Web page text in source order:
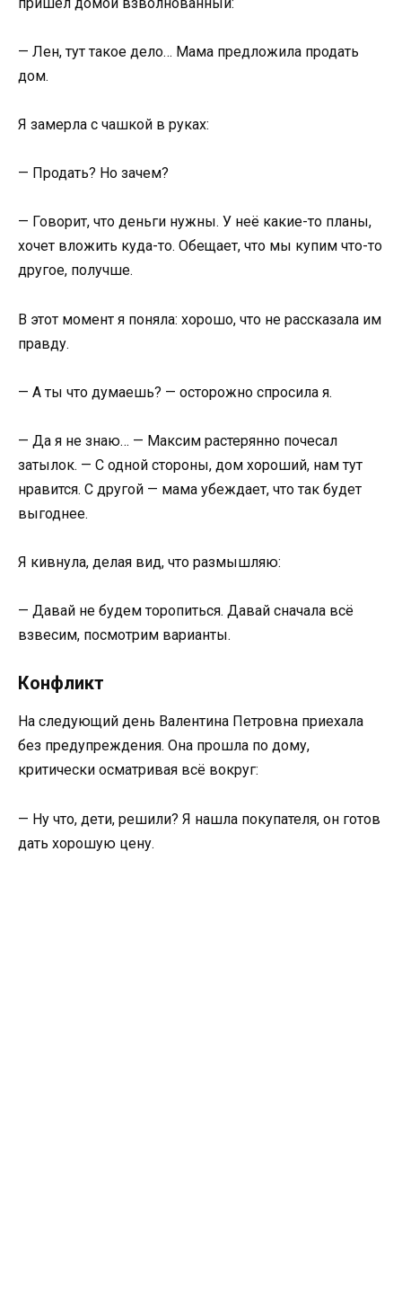
— Лен, тут такое дело… Мама предложила продать
дом.
Я замерла с чашкой в руках:
— Продать? Но зачем?
— Говорит, что деньги нужны. У неё какие-то планы,
хочет вложить куда-то. Обещает, что мы купим что-то
другое, получше.
В этот момент я поняла: хорошо, что не рассказала им
правду.
— А ты что думаешь? — осторожно спросила я.
— Да я не знаю… — Максим растерянно почесал
затылок. — С одной стороны, дом хороший, нам тут
нравится. С другой — мама убеждает, что так будет
выгоднее.
Я кивнула, делая вид, что размышляю:
— Давай не будем торопиться. Давай сначала всё
взвесим, посмотрим варианты.
Конфликт
На следующий день Валентина Петровна приехала
без предупреждения. Она прошла по дому,
критически осматривая всё вокруг:
— Ну что, дети, решили? Я нашла покупателя, он готов
дать хорошую цену.